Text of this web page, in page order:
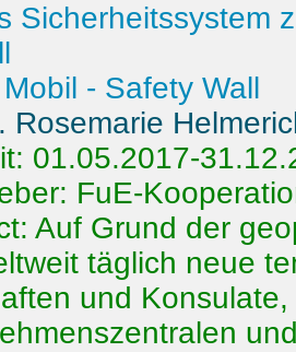
Sicherheitssystem
- Safety Wall
Rosemarie
01.05.2017-
FuE-
Auf Grund der
täglich neue
und